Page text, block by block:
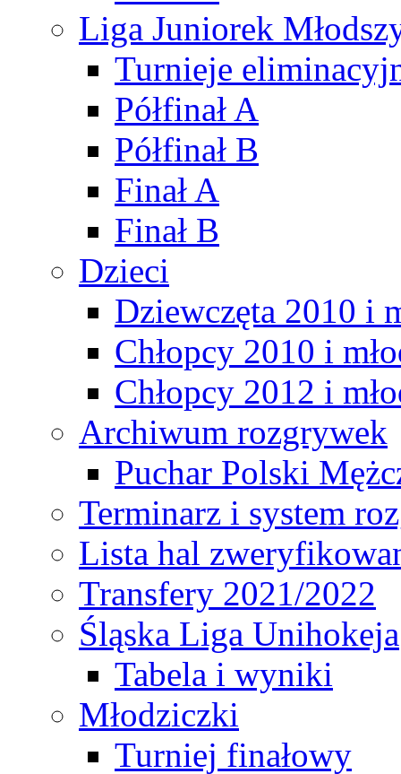
Liga Juniorek
Turnieje
Półfinał A
Półfinał B
Finał A
Finał B
Dzieci
Dziewczęta 2010 i
Chłopcy 2010 i
Chłopcy 2012 i
Archiwum rozgrywek
Puchar Polski
Terminarz i system
Lista hal
Transfery 2021/2022
Śląska Liga Unihokeja
Tabela i wyniki
Młodziczki
Turniej finałowy